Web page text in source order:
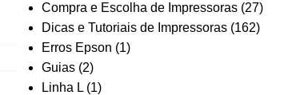
Compra e Escolha de Impressoras(27)
Dicas e Tutoriais de Impressoras(162)
Erros Epson (1)
Guias(2)
Linha L(1)